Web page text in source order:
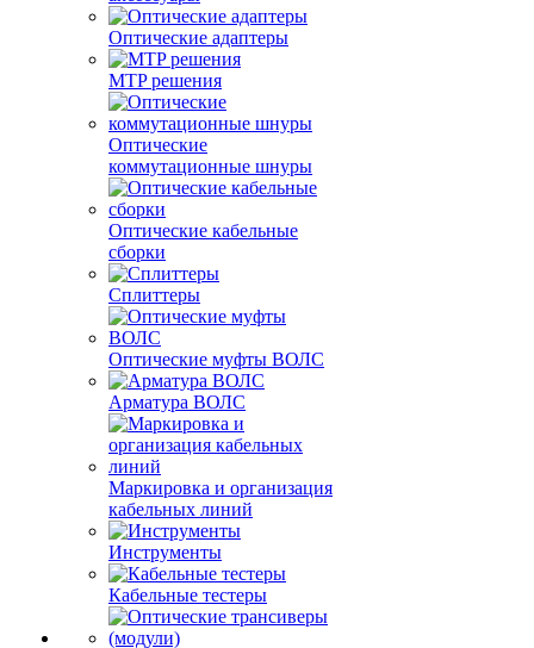
Оптические адаптеры
MTP решения
Оптические
коммутационные шнуры
Оптические кабельные
сборки
Сплиттеры
Оптические муфты ВОЛС
Арматура ВОЛС
Маркировка и организация
кабельных линий
Инструменты
Кабельные тестеры